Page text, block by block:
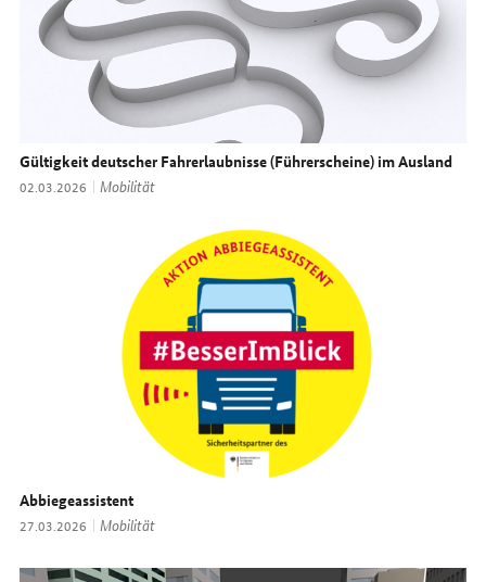
Gültigkeit deutscher Fahrerlaubnisse (Führerscheine) im Ausland
Datum:
02.03.2026 Thema:
Mobilität
Abbiegeassistent
Datum:
27.03.2026 Thema:
Mobilität